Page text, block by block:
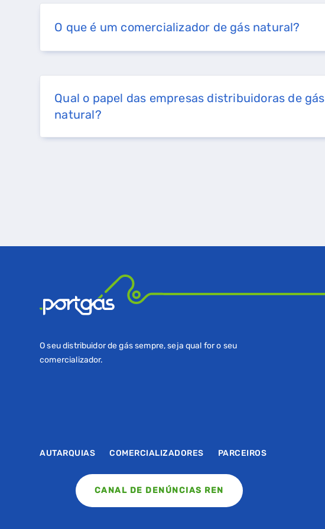
O que é um comercializador de gás natural?
Qual o papel das empresas distribuidoras de gás
natural?
O seu distribuidor de gás sempre, seja qual for o seu
comercializador.
AUTARQUIAS COMERCIALIZADORES PARCEIROS
CANAL DE DENÚNCIAS REN